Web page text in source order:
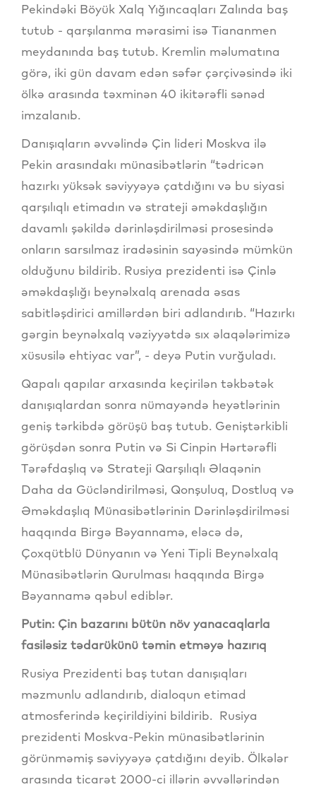
Pekindəki Böyük Xalq Yığıncaqları Zalında baş
tutub - qarşılanma mərasimi isə Tiananmen
meydanında baş tutub. Kremlin məlumatına
görə, iki gün davam edən səfər çərçivəsində iki
ölkə arasında təxminən 40 ikitərəfli sənəd
imzalanıb.
Danışıqların əvvəlində Çin lideri Moskva ilə
Pekin arasındakı münasibətlərin “tədricən
hazırkı yüksək səviyyəyə çatdığını və bu siyasi
qarşılıqlı etimadın və strateji əməkdaşlığın
davamlı şəkildə dərinləşdirilməsi prosesində
onların sarsılmaz iradəsinin sayəsində mümkün
olduğunu bildirib. Rusiya prezidenti isə Çinlə
əməkdaşlığı beynəlxalq arenada əsas
sabitləşdirici amillərdən biri adlandırıb. “Hazırkı
gərgin beynəlxalq vəziyyətdə sıx əlaqələrimizə
xüsusilə ehtiyac var”, - deyə Putin vurğuladı.
Qapalı qapılar arxasında keçirilən təkbətək
danışıqlardan sonra nümayəndə heyətlərinin
geniş tərkibdə görüşü baş tutub. Geniştərkibli
görüşdən sonra Putin və Si Cinpin Hərtərəfli
Tərəfdaşlıq və Strateji Qarşılıqlı Əlaqənin
Daha da Gücləndirilməsi, Qonşuluq, Dostluq və
Əməkdaşlıq Münasibətlərinin Dərinləşdirilməsi
haqqında Birgə Bəyannamə, eləcə də,
Çoxqütblü Dünyanın və Yeni Tipli Beynəlxalq
Münasibətlərin Qurulması haqqında Birgə
Bəyannamə qəbul ediblər.
Putin: Çin bazarını bütün növ yanacaqlarla
fasiləsiz tədarükünü təmin etməyə hazırıq
Rusiya Prezidenti baş tutan danışıqları
məzmunlu adlandırıb, dialoqun etimad
atmosferində keçirildiyini bildirib. Rusiya
prezidenti Moskva-Pekin münasibətlərinin
görünməmiş səviyyəyə çatdığını deyib. Ölkələr
arasında ticarət 2000-ci illərin əvvəllərindən